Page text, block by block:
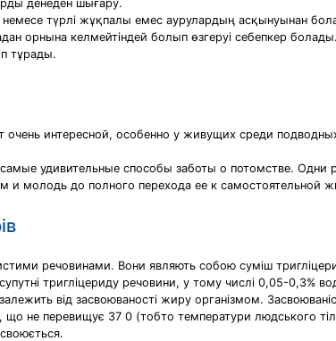
денеден шығару.
түрлі жұқпалы емес аурулардың асқынуынан
орнына келмейтіндей болып өзгеруі себепкер
тұрады.
интересной, особенно у живущих среди
удивительные способы заботы о потомстве.
и молодь до полного перехода ее к самостоятельной
речовинами. Вони являють собою суміш
тригліцериду речовини, у тому числі 0,05-0,3%
залежить від засвоюваності жиру організмом.
не перевищує 37 0 (тобто температури людського